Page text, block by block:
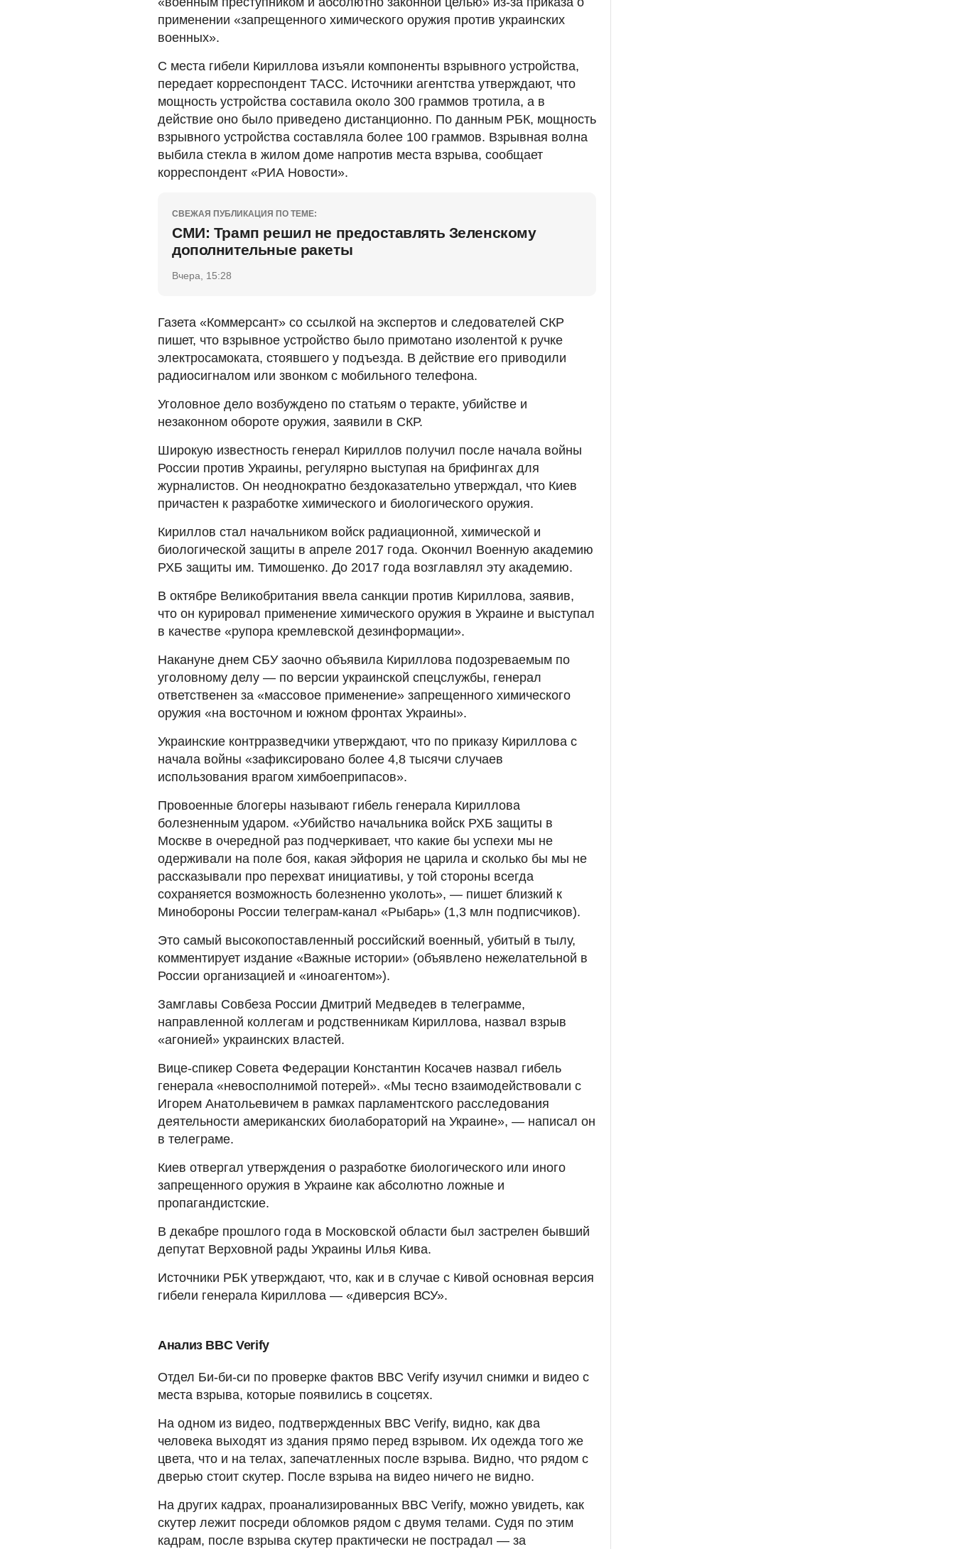
применении «запрещенного химического оружия против украинских
военных».
С места гибели Кириллова изъяли компоненты взрывного устройства,
передает корреспондент ТАСС. Источники агентства утверждают, что
мощность устройства составила около 300 граммов тротила, а в
действие оно было приведено дистанционно. По данным РБК, мощность
взрывного устройства составляла более 100 граммов. Взрывная волна
выбила стекла в жилом доме напротив места взрыва, сообщает
корреспондент «РИА Новости».
СВЕЖАЯ ПУБЛИКАЦИЯ ПО ТЕМЕ:
СМИ: Трамп решил не предоставлять Зеленскому
дополнительные ракеты
Вчера, 15:28
Газета «Коммерсант» со ссылкой на экспертов и следователей СКР
пишет, что взрывное устройство было примотано изолентой к ручке
электросамоката, стоявшего у подъезда. В действие его приводили
радиосигналом или звонком с мобильного телефона.
Уголовное дело возбуждено по статьям о теракте, убийстве и
незаконном обороте оружия, заявили в СКР.
Широкую известность генерал Кириллов получил после начала войны
России против Украины, регулярно выступая на брифингах для
журналистов. Он неоднократно бездоказательно утверждал, что Киев
причастен к разработке химического и биологического оружия.
Кириллов стал начальником войск радиационной, химической и
биологической защиты в апреле 2017 года. Окончил Военную академию
РХБ защиты им. Тимошенко. До 2017 года возглавлял эту академию.
В октябре Великобритания ввела санкции против Кириллова, заявив,
что он курировал применение химического оружия в Украине и выступал
в качестве «рупора кремлевской дезинформации».
Накануне днем СБУ заочно объявила Кириллова подозреваемым по
уголовному делу — по версии украинской спецслужбы, генерал
ответственен за «массовое применение» запрещенного химического
оружия «на восточном и южном фронтах Украины».
Украинские контрразведчики утверждают, что по приказу Кириллова с
начала войны «зафиксировано более 4,8 тысячи случаев
использования врагом химбоеприпасов».
Провоенные блогеры называют гибель генерала Кириллова
болезненным ударом. «Убийство начальника войск РХБ защиты в
Москве в очередной раз подчеркивает, что какие бы успехи мы не
одерживали на поле боя, какая эйфория не царила и сколько бы мы не
рассказывали про перехват инициативы, у той стороны всегда
сохраняется возможность болезненно уколоть», — пишет близкий к
Минобороны России телеграм-канал «Рыбарь» (1,3 млн подписчиков).
Это самый высокопоставленный российский военный, убитый в тылу,
комментирует издание «Важные истории» (объявлено нежелательной в
России организацией и «иноагентом»).
Замглавы Совбеза России Дмитрий Медведев в телеграмме,
направленной коллегам и родственникам Кириллова, назвал взрыв
«агонией» украинских властей.
Вице-спикер Совета Федерации Константин Косачев назвал гибель
генерала «невосполнимой потерей». «Мы тесно взаимодействовали с
Игорем Анатольевичем в рамках парламентского расследования
деятельности американских биолабораторий на Украине», — написал он
в телеграме.
Киев отвергал утверждения о разработке биологического или иного
запрещенного оружия в Украине как абсолютно ложные и
пропагандистские.
В декабре прошлого года в Московской области был застрелен бывший
депутат Верховной рады Украины Илья Кива.
Источники РБК утверждают, что, как и в случае с Кивой основная версия
гибели генерала Кириллова — «диверсия ВСУ».
Анализ BBC Verify
Отдел Би-би-си по проверке фактов BBC Verify изучил снимки и видео с
места взрыва, которые появились в соцсетях.
На одном из видео, подтвержденных BBC Verify, видно, как два
человека выходят из здания прямо перед взрывом. Их одежда того же
цвета, что и на телах, запечатленных после взрыва. Видно, что рядом с
дверью стоит скутер. После взрыва на видео ничего не видно.
На других кадрах, проанализированных BBC Verify, можно увидеть, как
скутер лежит посреди обломков рядом с двумя телами. Судя по этим
кадрам, после взрыва скутер практически не пострадал — за